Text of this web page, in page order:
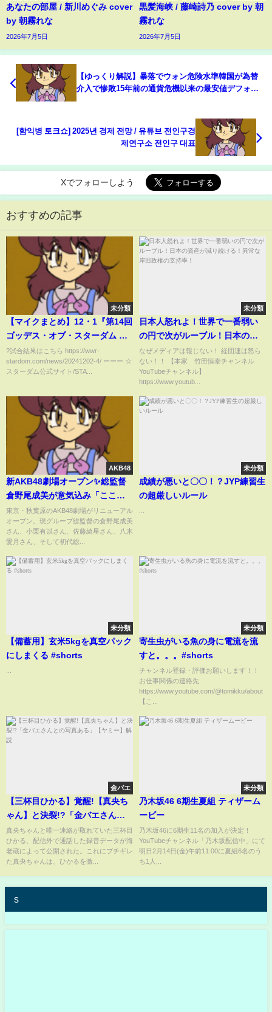
あなたの部屋 / 新川めぐみ cover
by 朝霧れな
2026年7月5日
黒髪海峡 / 藤崎詩乃 cover by 朝
霧れな
2026年7月5日
【ゆっくり解説】暴落でウォン危険水準韓国が為替
介入で惨敗15年前の通貨危機以来の最安値デフォル
[함익병 토크쇼] 2025년 경제 전망 / 유튜브 전인구경
제연구소 전인구 대표
Xでフォローしよう
おすすめの記事
未分類
【マイクまとめ】12・1『第14回
ゴッデス・オブ・スターダム ～
タッグリーグ戦～ in JOETSU』
新潟・デュオ·セレッソ（上越
市）【STARDOM】
?試合結果はこちら https://wwr-
stardom.com/news/20241202-4/ ーーー ☆
スターダム公式サイト/STA...
未分類
日本人怒れよ！世界で一番弱い
の円で次がルーブル！日本の資
産が減り続ける！異常な岸田政
権の支持率！
なぜメディアは報じない！ 経団連は怒ら
ない！！ 【本家 竹田恒泰チャンネル
YouTubeチャンネル】
https://www.youtub...
AKB48
新AKB48劇場オープン✨総監督
倉野尾成美が意気込み「ここか
らだ！」
東京・秋葉原のAKB48劇場がリニューアル
オープン。現グループ総監督の倉野尾成美
さん、小栗有以さん、佐藤綺星さん、八木
愛月さん、そして初代総...
未分類
成績が悪いと〇〇！？JYP練習生
の超厳しいルール
未分類
【備蓄用】玄米5kgを真空パック
にしまくる #shorts
未分類
寄生虫がいる魚の身に電流を流
すと。。。#shorts
チャンネル登録・評価お願いします！！
お仕事関係の連絡先
https://www.youtube.com/@tomikku/about
【こ...
金バエ
【三杯目ひかる】覚醒!【真央ち
ゃん】と決裂!?「金バエさんと
の写真ある」【ヤミー】解説
真央ちゃんと唯一連絡が取れていた三杯目
ひかる、配信外で通話した録音データが海
老蔵によって公開された。これにブチギレ
た真央ちゃんは、ひかるを激...
未分類
乃木坂46 6期生夏組 ティザーム
ービー
乃木坂46に6期生11名の加入が決定！
YouTubeチャンネル「乃木坂配信中」にて
明日2月14日(金)午前11:00に夏組6名のう
ち1人...
s